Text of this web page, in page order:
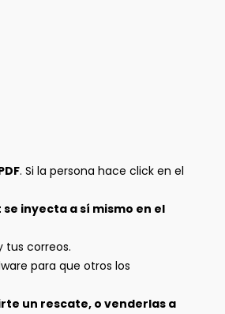
. Si la persona hace click en el
inyecta a sí mismo en el
tus correos.
para que otros los
un rescate, o venderlas a